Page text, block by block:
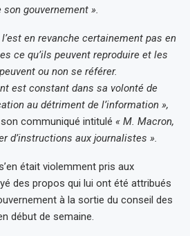
gouvernement ».
en revanche certainement pas en
ce qu’ils peuvent reproduire et les
ou non se référer.
est constant dans sa volonté de
au détriment de l’information »,
communiqué intitulé « M. Macron,
d’instructions aux journalistes ».
était violemment pris aux
des propos qui lui ont été attribués
à la sortie du conseil des
début de semaine.